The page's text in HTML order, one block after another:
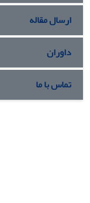
ارسال مقاله
داوران
تماس با ما